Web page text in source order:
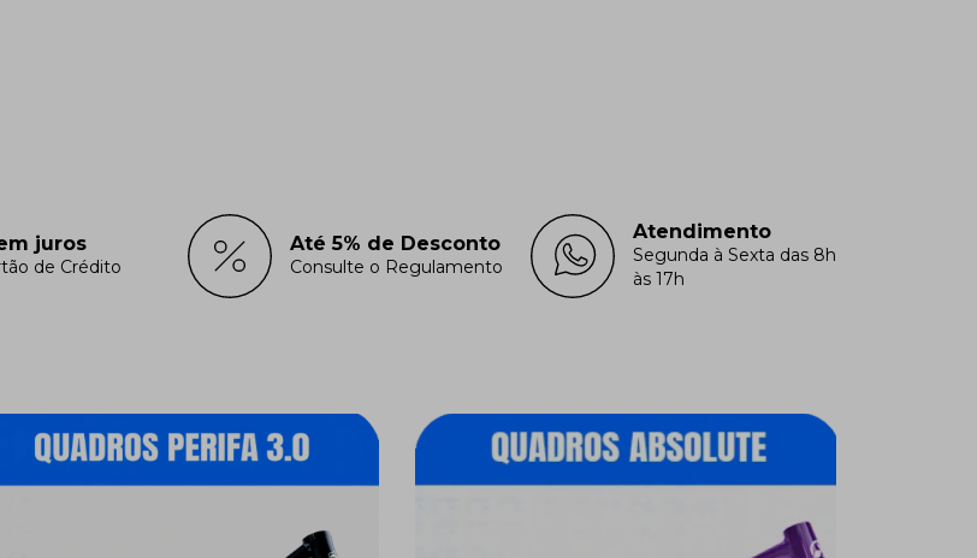
juros
de Crédito
Até 5% de Desconto
Consulte o Regulamento
Atendimento
Segunda à Sexta das 8h
às 17h